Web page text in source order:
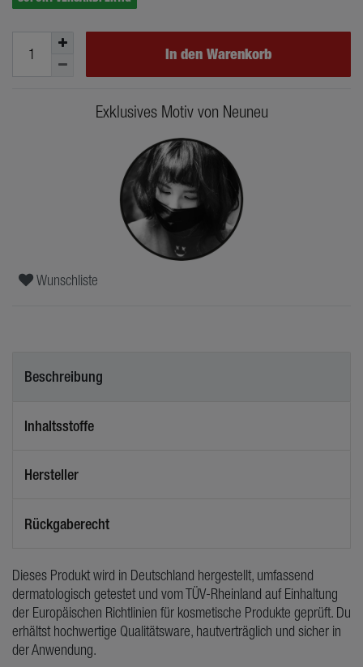
In den Warenkorb
Exklusives Motiv von Neuneu
Wunschliste
Beschreibung
Inhaltsstoffe
Hersteller
Rückgaberecht
Dieses Produkt wird in Deutschland hergestellt, umfassend
dermatologisch getestet und vom TÜV-Rheinland auf Einhaltung
der Europäischen Richtlinien für kosmetische Produkte geprüft. Du
erhältst hochwertige Qualitätsware, hautverträglich und sicher in
der Anwendung.